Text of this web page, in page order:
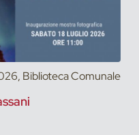
Biblioteca Comunale